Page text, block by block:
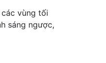
vùng tối
sáng ngược,